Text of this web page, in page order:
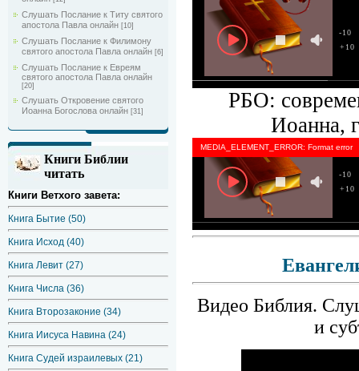
Слушать Послание к Титу святого
апостола Павла онлайн [10]
Слушать Послание к Филимону
святого апостола Павла онлайн [6]
Слушать Послание к Евреям
святого апостола Павла онлайн
[20]
Слушать Откровение святого
Иоанна Богослова онлайн [31]
Книги Библии
читать
Книги Ветхого завета:
Книга Бытие (50)
Книга Исход (40)
Книга Левит (27)
Книга Числа (36)
Книга Второзаконие (34)
Книга Иисуса Навина (24)
Книга Судей израилевых (21)
+10
-10
РБО:
Иоанна,
+10
-10
MEDIA_ELEMENT_ERROR: Format error
Видео Библия.
и